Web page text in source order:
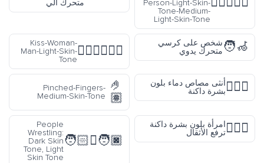
Person-Light-Skin-
Tone-Medium-
Light-Skin-Tone
متحرك آلي
🧑‍🦽شخص على كرسي
متحرك يدوي
👩🏻‍❤️‍💋‍👨🏻
Kiss-Woman-
Man-Light-Skin-
Tone
🧛🏿‍♀️أنثى مصاص دماء بلون
بشرة داكنة
🤌
🏽
Pinched-Fingers-
Medium-Skin-Tone
🏋🏿‍♀️امرأة بلون بشرة داكنة
ترفع الأثقال
🧑🏿‍🫯‍🧑🏻
People
Wrestling:
Dark Skin
Tone, Light
Skin Tone